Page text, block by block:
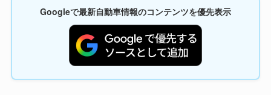
Googleで最新自動車情報のコンテンツを優先表示